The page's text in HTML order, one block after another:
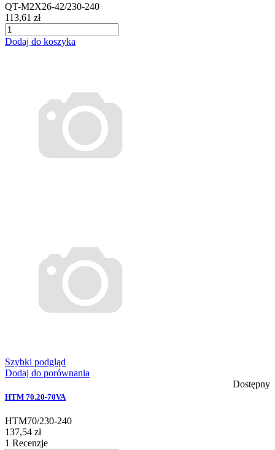
QT-M2X26-42/230-240
113,61 zł
Dodaj do koszyka
Szybki podgląd
Dodaj do porównania
Dostępny
HTM 70.20-70VA
HTM70/230-240
137,54 zł
1 Recenzje